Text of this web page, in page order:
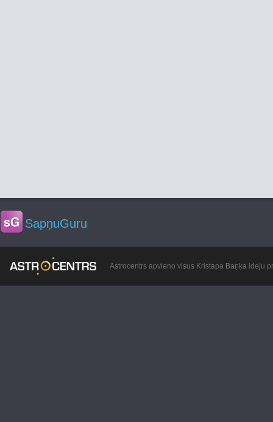
SapņuGuru
Astrocentrs apvieno visus Kristapa Baņķa ideju